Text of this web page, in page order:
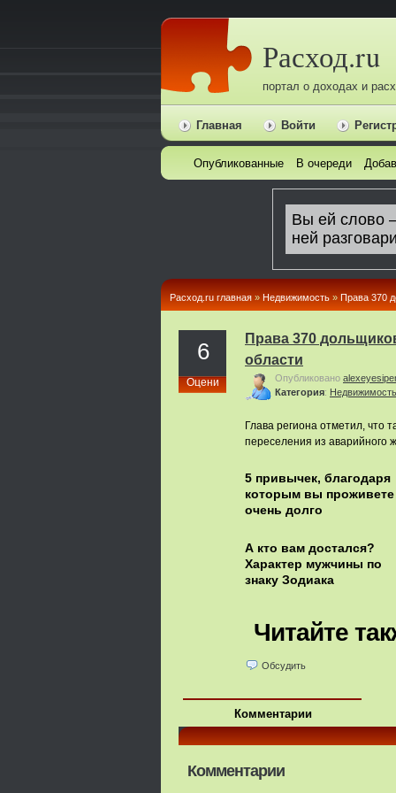
Расход.ru
портал о доходах и
Главная Войти
Опубликованные В очереди
Расход.ru главная » Недвижимость » Права 370
6
Оцени
Права 370
области
Опубликовано
Категория: Недвижимость
Глава региона отметил, что
переселения из аварийного
5 привычек, благодаря
которым вы проживете
очень долго
А кто вам достался?
Характер мужчины по
знаку Зодиака
Читайте
Обсудить
Комментарии
Комментарии